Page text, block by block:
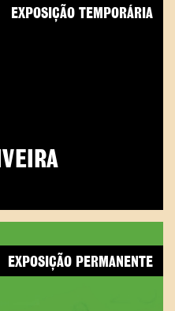
EXPOSIÇÃO TEMPORÁRIA
EXPOSIÇÃO PERMANENTE